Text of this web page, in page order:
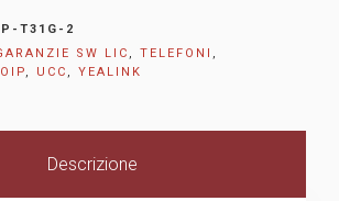
T31G-2
SW LIC , TELEFONI ,
, UCC , YEALINK
Descrizione